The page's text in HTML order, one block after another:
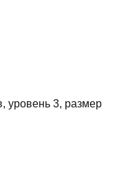
уровень 3, размер